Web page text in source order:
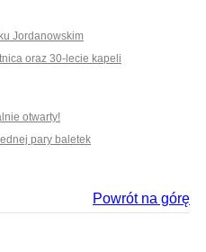
Jordanowskim
oraz 30-lecie kapeli
otwarty!
pary baletek
Powrót na górę